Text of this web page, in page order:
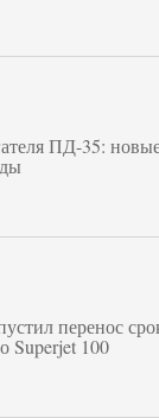
ПД-35:
перенос
Superjet 100